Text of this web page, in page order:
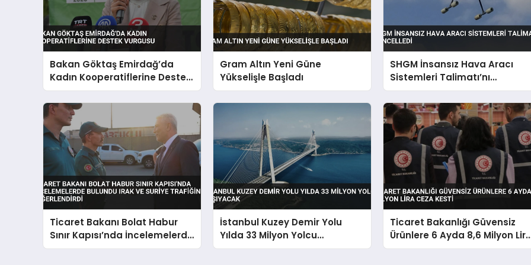
Bakan Göktaş Emirdağ’da
Kadın Kooperatiflerine Destek
Vurgusu
Gram Altın Yeni Güne
Yükselişle Başladı
SHGM İnsansız Hava Aracı
Sistemleri Talimatı’nı
Güncelledi
Ticaret Bakanı Bolat Habur
Sınır Kapısı’nda İncelemelerde
Bulundu Irak ve Suriye
İstanbul Kuzey Demir Yolu
Yılda 33 Milyon Yolcu
Taşıyacak
Ticaret Bakanlığı Güvensiz
Ürünlere 6 Ayda 8,6 Milyon
Ceza Kesti